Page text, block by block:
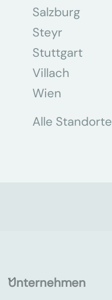
Salzburg
Steyr
Stuttgart
Villach
Wien
Alle Standorte
Unternehmen